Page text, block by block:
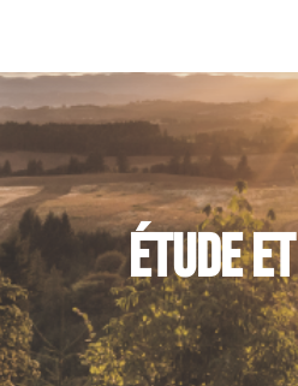
ÉTUDE